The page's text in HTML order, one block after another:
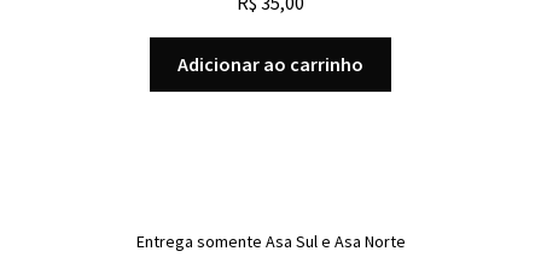
Adicionar ao carrinho
Entrega somente Asa Sul e Asa Norte